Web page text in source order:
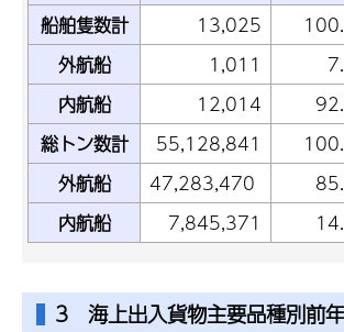
船舶隻数計
13,025
外航船
1,011
内航船
12,014
総トン数計
55,128,841
外航船
47,283,470
内航船
7,845,371
3 海上出入貨物主要品種別前